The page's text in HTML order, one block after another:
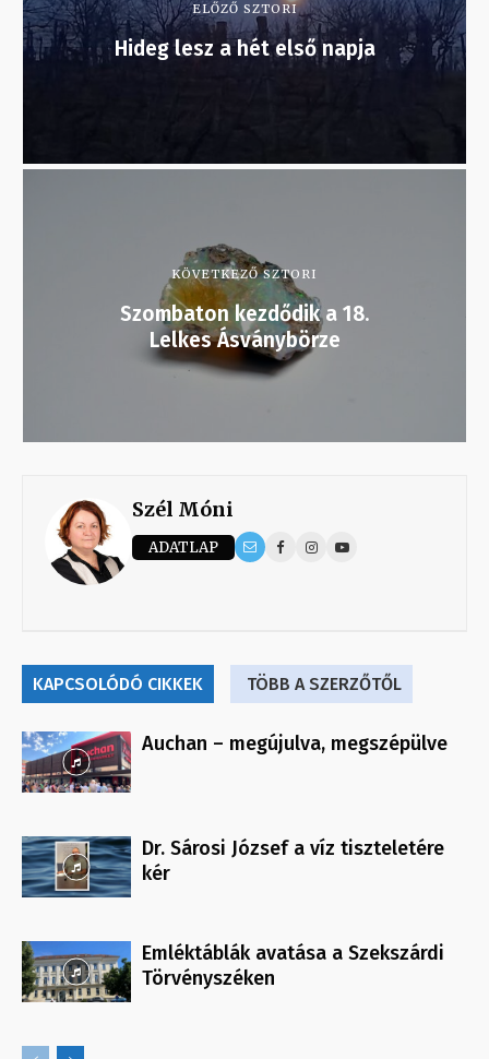
ELŐZŐ SZTORI
Hideg lesz a hét első napja
KÖVETKEZŐ SZTORI
Szombaton kezdődik a 18.
Lelkes Ásványbörze
Szél Móni
ADATLAP
KAPCSOLÓDÓ CIKKEK TÖBB A SZERZŐTŐL
Auchan – megújulva, megszépülve
Dr. Sárosi József a víz tiszteletére
kér
Emléktáblák avatása a Szekszárdi
Törvényszéken